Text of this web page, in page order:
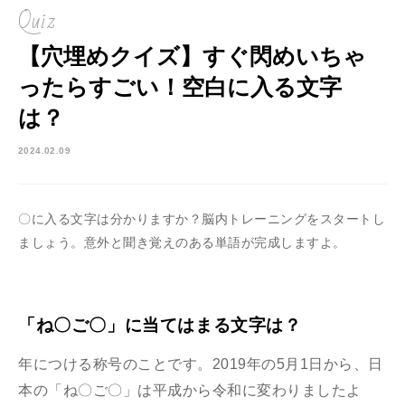
Quiz
【穴埋めクイズ】すぐ閃めいちゃ
ったらすごい！空白に入る文字
は？
2024.02.09
〇に入る文字は分かりますか？脳内トレーニングをスタートし
ましょう。意外と聞き覚えのある単語が完成しますよ。
「ね〇ご〇」に当てはまる文字は？
年につける称号のことです。2019年の5月1日から、日
本の「ね〇ご〇」は平成から令和に変わりましたよ